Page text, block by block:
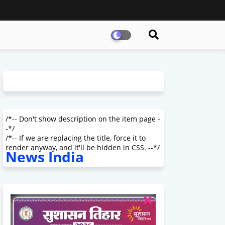
/*-- Don't show description on the item page -
-*/
/*-- If we are replacing the title, force it to
render anyway, and it'll be hidden in CSS. --*/
News India